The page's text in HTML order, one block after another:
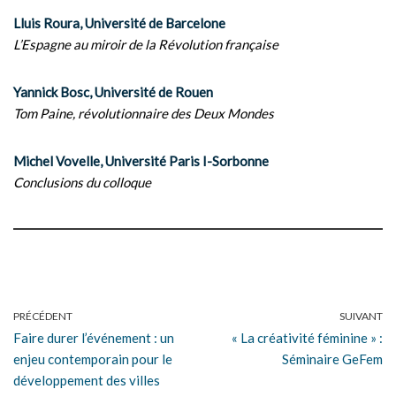
Lluis Roura, Université de Barcelone
L’Espagne au miroir de la Révolution française
Yannick Bosc, Université de Rouen
Tom Paine, révolutionnaire des Deux Mondes
Michel Vovelle, Université Paris I-Sorbonne
Conclusions du colloque
PRÉCÉDENT
Faire durer l’événement : un
enjeu contemporain pour le
développement des villes
SUIVANT
« La créativité féminine » :
Séminaire GeFem